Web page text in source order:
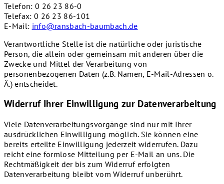
Telefon: 0 26 23 86-0
Telefax: 0 26 23 86-101
E-Mail: info@ransbach-baumbach.de
Verantwortliche Stelle ist die natürliche oder juristische
Person, die allein oder gemeinsam mit anderen über die
Zwecke und Mittel der Verarbeitung von
personenbezogenen Daten (z.B. Namen, E-Mail-Adressen o.
Ä.) entscheidet.
Widerruf Ihrer Einwilligung zur Datenverarbeitung
Viele Datenverarbeitungsvorgänge sind nur mit Ihrer
ausdrücklichen Einwilligung möglich. Sie können eine
bereits erteilte Einwilligung jederzeit widerrufen. Dazu
reicht eine formlose Mitteilung per E-Mail an uns. Die
Rechtmäßigkeit der bis zum Widerruf erfolgten
Datenverarbeitung bleibt vom Widerruf unberührt.